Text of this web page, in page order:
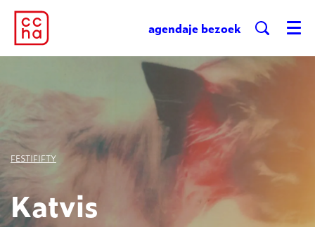
agendaje bezoek Menu
FESTIFIFTY
Katvis